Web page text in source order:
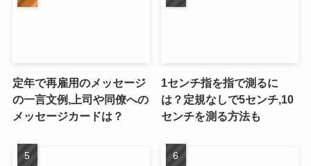
定年で再雇用のメッセージ
の一言文例,上司や同僚への
メッセージカードは？
1センチ指を指で測るに
は？定規なしで5センチ,10
センチを測る方法も